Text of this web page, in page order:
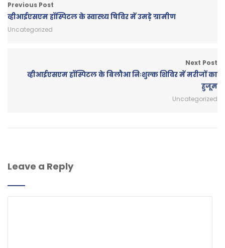
Previous Post
व्हीआईएसएम हॉस्पिटल के स्वास्थ्य षिविर में उमडे़ ग्रामीण
Uncategorized
Next Post
व्हीआईएसएम हॉस्पिटल के बिलौआ निःशुल्क शिविर में मरीजों का
हुजूम
Uncategorized
Leave a Reply